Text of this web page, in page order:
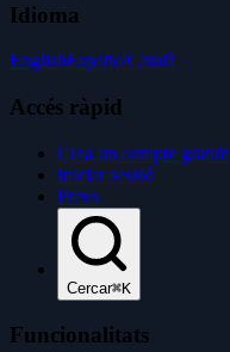
Idioma
EnglishEspañolCatalà
Accés ràpid
Crea un compte gratuït
Iniciar sessió
Preus
Cercar⌘K
Funcionalitats